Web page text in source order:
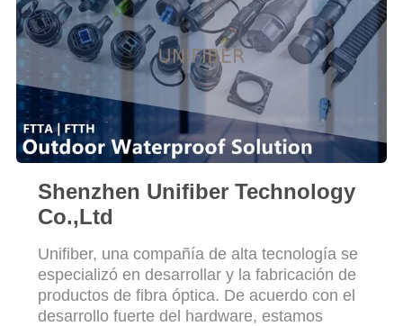
MAPA
DEL
SITIO
PRIVACY
POLICY
Shenzhen Unifiber Technology
Co.,Ltd
Unifiber, una compañía de alta tecnología se
especializó en desarrollar y la fabricación de
productos de fibra óptica. De acuerdo con el
desarrollo fuerte del hardware, estamos